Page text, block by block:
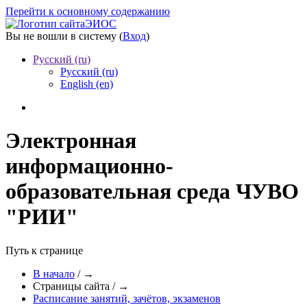
Перейти к основному содержанию
ЭИОС
Вы не вошли в систему (Вход)
Русский ‎(ru)‎
Русский ‎(ru)‎
English ‎(en)‎
Электронная
информационно-
образовательная среда ЧУВО
"РИИ"
Путь к странице
В начало / →
Страницы сайта / →
Расписание занятий, зачётов, экзаменов